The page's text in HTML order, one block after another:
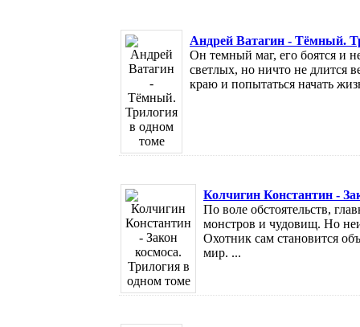
Андрей Ватагин - Тёмный.
Он темный маг, его боятся и
светлых, но ничто не длится
краю и попытаться начать
Колчигин Константин -
По воле обстоятельств,
монстров и чудовищ. Но
Охотник сам становится
мир. ...